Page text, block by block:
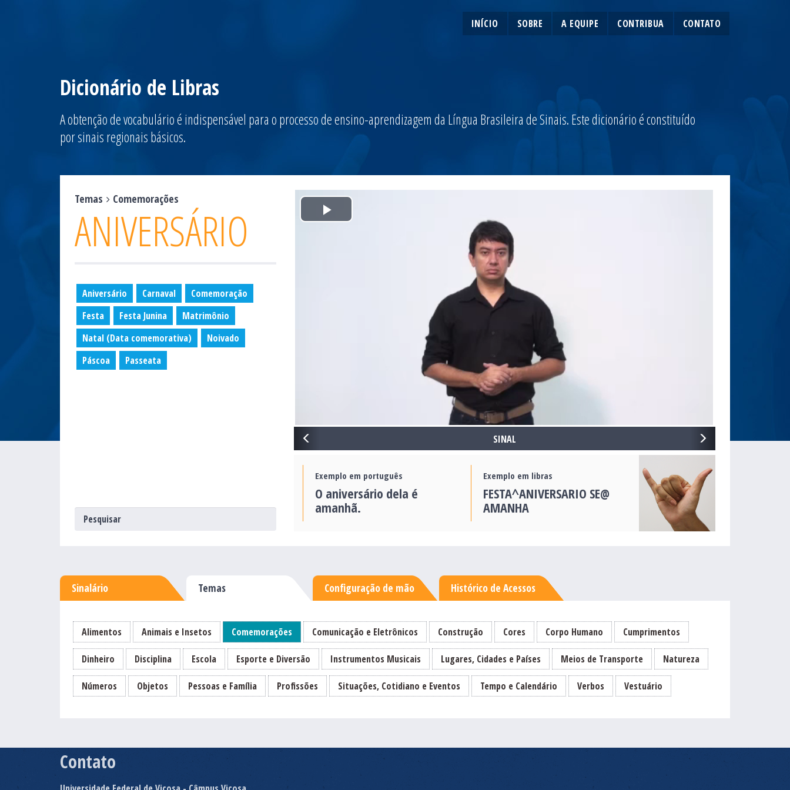
INÍCIO SOBRE A EQUIPE CONTRIBUA CONTATO
Dicionário de Libras
A obtenção de vocabulário é indispensável para o processo de ensino-aprendizagem da Língua Brasileira de Sinais. Este dicionário é constituído
por sinais regionais básicos.
Play
PREVIOUS NEXT
SINAL
Exemplo em português
O aniversário dela é
amanhã.
Exemplo em libras
FESTA^ANIVERSARIO SE@
AMANHA
Temas Comemorações
ANIVERSÁRIO
Aniversário Carnaval
Comemoração
Festa
Festa Junina
Matrimônio
Natal (Data comemorativa)
Noivado
Páscoa
Passeata
Sinalário Temas Configuração de mão Histórico de Acessos
Alimentos Animais e Insetos Comemorações Comunicação e Eletrônicos Construção Cores Corpo Humano Cumprimentos
Dinheiro Disciplina Escola Esporte e Diversão Instrumentos Musicais Lugares, Cidades e Países Meios de Transporte Natureza
Números Objetos Pessoas e Família Profissões Situações, Cotidiano e Eventos Tempo e Calendário Verbos Vestuário
Contato